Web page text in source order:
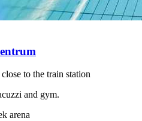
to the train station
and gym.
arena